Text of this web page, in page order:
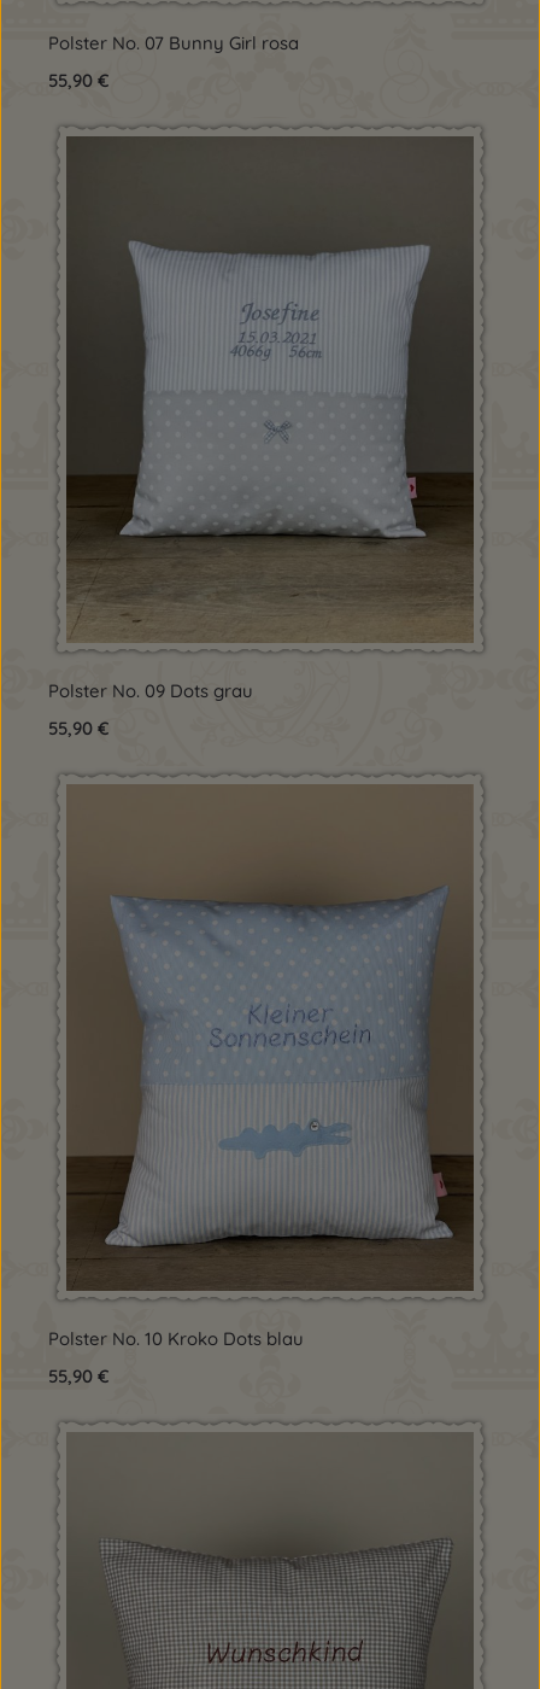
Polster No. 07 Bunny Girl rosa
Regulärer Preis:
55,90 €
Polster No. 09 Dots grau
Regulärer Preis:
55,90 €
Polster No. 10 Kroko Dots blau
Regulärer Preis:
55,90 €